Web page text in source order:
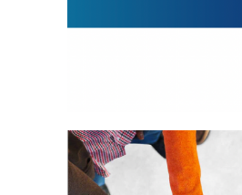
La prévention des
d’intérêts
18 septembre 2023